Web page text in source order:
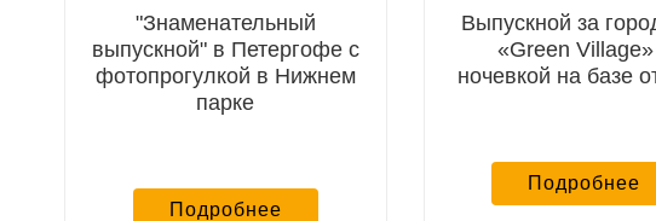
фотографироваться. Огненное шоу
сильно меня удивило в хорошем
смысле, я не ожидала такой
грандиозности, никакой салют даже
агентство для проведения праздников!
Еще раз спасибо и всех благ!
"Знаменательный
выпускной" в Петергофе с
фотопрогулкой в Нижнем
парке
Подробнее
Выпускной за
«Green
ночевкой на базе
Подробнее